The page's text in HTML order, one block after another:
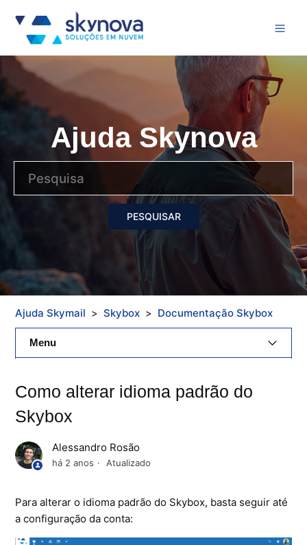
Ajuda Skynova
Ajuda Skymail Skybox Documentação Skybox
Menu
Painel De Controle
Backup
Skybox
Como alterar idioma padrão do
Skybox
Alessandro Rosão
há 2 anos Atualizado
Para alterar o idioma padrão do Skybox, basta seguir até
a configuração da conta: